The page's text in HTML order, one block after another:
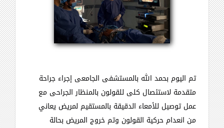
تم اليوم بحمد الله بالمستشفى الجامعى إجراء جراحة
متقدمة لاستئصال كلى للقولون بالمنظار الجراحى مع
عمل توصيل للأمعاء الدقيقة بالمستقيم لمريض يعاني
من انعدام حركية القولون وتم خروج المريض بحالة